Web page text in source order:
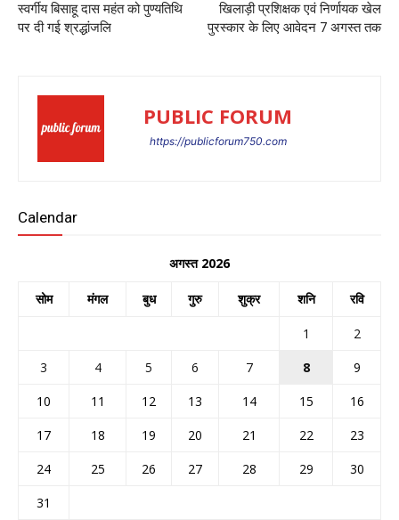
स्वर्गीय बिसाहू दास महंत को पुण्यतिथि
पर दी गई श्रद्धांजलि
खिलाड़ी प्रशिक्षक एवं निर्णायक खेल
पुरस्कार के लिए आवेदन 7 अगस्त तक
PUBLIC FORUM
https://publicforum750.com
Calendar
अगस्त 2026
सोम मंगल बुध गुरु शुक्र शनि रवि
1
2
3
4 5 6 7 8
9
10
11 12 13 14 15
16
17
18 19 20 21 22
23
24
25 26 27 28 29
30
31